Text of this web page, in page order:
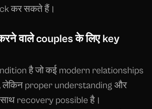
कर सकते हैं।
वाले couples के लिए key
है जो कई modern relationships
लेकिन proper understanding और
recovery possible है।